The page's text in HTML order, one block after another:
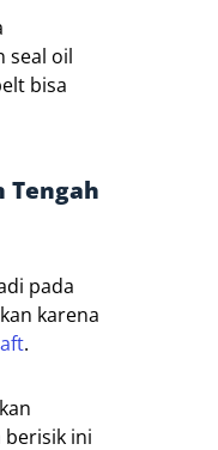
seal oil
bisa
Tengah
pada
karena
.
berisik ini